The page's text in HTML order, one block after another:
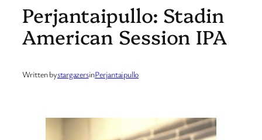
Perjantaipullo: Stadin
American Session IPA
Written bystargazersinPerjantaipullo